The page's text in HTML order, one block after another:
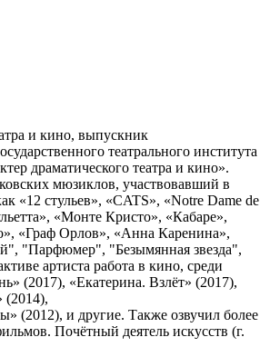
и кино, выпускник
театрального института
драматического театра и кино».
мюзиклов, участвовавший в
«12 стульев», «CATS», «Notre Dame de
«Монте Кристо», «Кабаре»,
«Граф Орлов», «Анна Каренина»,
"Парфюмер", "Безымянная звезда",
артиста работа в кино, среди
(2017), «Екатерина. Взлёт» (2017),
(2012), и другие. Также озвучил более
Почётный деятель искусств (г.